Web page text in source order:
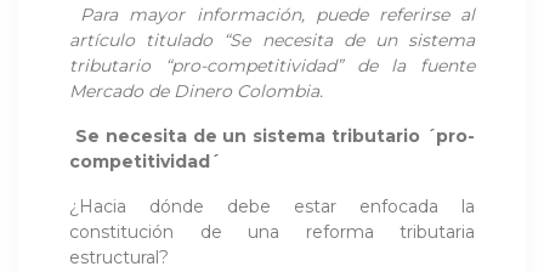
Para mayor información, puede referirse al
artículo titulado “Se necesita de un sistema
tributario “pro-competitividad” de la fuente
Mercado de Dinero Colombia.
Se necesita de un sistema tributario ´pro-
competitividad´
¿Hacia dónde debe estar enfocada la
constitución de una reforma tributaria
estructural?